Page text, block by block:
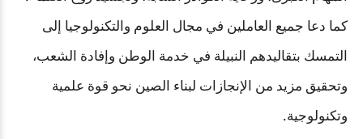
كما دعا جميع العاملين في مجال العلوم والتكنولوجيا إلى
التمسك بتقاليدهم النبيلة في خدمة الوطن وإفادة الشعب،
وتحقيق مزيد من الإنجازات لبناء الصين نحو قوة علمية
وتكنولوجية.